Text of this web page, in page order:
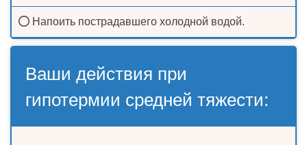
Напоить пострадавшего холодной водой.
Ваши действия при
гипотермии средней тяжести: